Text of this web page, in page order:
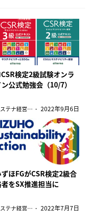
検定2級試験オンラ
公式勉強会（10/7）
サステナ経営検定 2022年9月6日
ほFGがCSR検定2級合
をSX推進担当に
サステナ経営検定 2022年7月7日